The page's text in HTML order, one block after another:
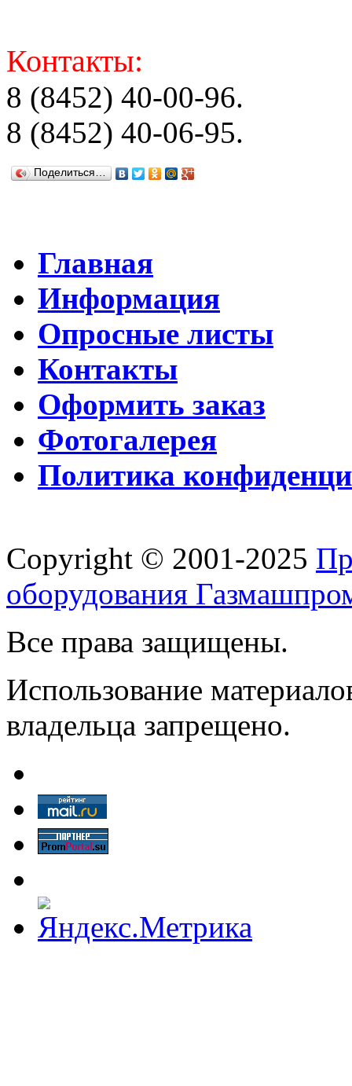
Контакты:
8 (8452) 40-00-96.
8 (8452) 40-06-95.
Поделиться…
Главная
Информация
Опросные листы
Контакты
Оформить заказ
Фотогалерея
Политика
Copyright © 2001-2025
оборудования
Все права защищены.
Использование
владельца запрещено.